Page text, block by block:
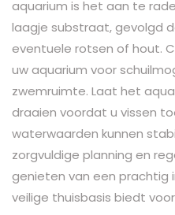
aquarium is het aan te
laagje substraat, gevolgd
eventuele rotsen of hout.
uw aquarium voor
zwemruimte. Laat het
draaien voordat u vissen
waterwaarden kunnen
zorgvuldige planning en
genieten van een prachtig
veilige thuisbasis biedt